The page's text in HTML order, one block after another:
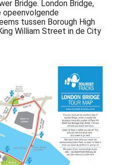
Bridge. London Bridge,
opeenvolgende
tussen Borough High
William Street in de City